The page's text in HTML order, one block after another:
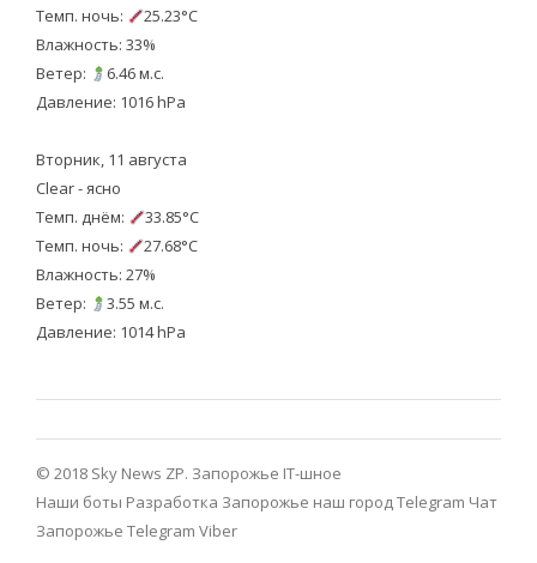
Темп. ночь:
25.23°C
Влажность: 33%
Ветер:
6.46 м.с.
Давление: 1016 hPa
Вторник, 11 августа
Clear - ясно
Темп. днём:
33.85°C
Темп. ночь:
27.68°C
Влажность: 27%
Ветер:
3.55 м.с.
Давление: 1014 hPa
© 2018 Sky News ZP. Запорожье IT-шное
Наши боты Разработка Запорожье наш город Telegram Чат
Запорожье Telegram Viber